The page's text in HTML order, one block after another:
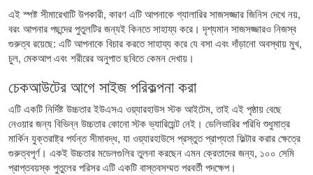
এই স্পষ্ট সীমারেখাটি উপকারী, কারণ এটি আপনাকে গ্যালারির সাজসজ্জার জিনিস দেখে নয়,
বরং আপনার পছন্দের পুতুলটির জন্যই কিনতে সাহায্য করে। দৃশ্যমান সাজসজ্জারও নিজস্ব
গুরুত্ব রয়েছে: এটি আপনাকে বিচার করতে সাহায্য করে যে বসা এবং দাঁড়ানো অবস্থায় মুখ,
চুল, মেকআপ এবং শরীরের অনুপাত ছবিতে কেমন দেখায়।
চেকআউটের আগে সাইজ পরিকল্পনা করা
এটি একটি নির্দিষ্ট উচ্চতার ইউএসএ ওয়্যারহাউস স্টক আইটেম, তাই এই পৃষ্ঠায় বেছে
নেওয়ার জন্য বিভিন্ন উচ্চতার কোনো স্টক ভ্যারিয়েন্ট নেই। ডেলিভারির পরিধি শুধুমাত্র
মার্কিন যুক্তরাষ্ট্র পর্যন্ত সীমাবদ্ধ, যা ওয়্যারহাউসে প্রস্তুত প্রাপ্যতা ফিল্টার করার ক্ষেত্রে
গুরুত্বপূর্ণ। একই উচ্চতার মডেলগুলির তুলনা করছেন এমন ক্রেতাদের জন্য, ১০০ সেমি
প্রাপ্তবয়স্ক পুতুলের পরিসরএটি একটি বাস্তবসম্মত পরবর্তী পদক্ষেপ।